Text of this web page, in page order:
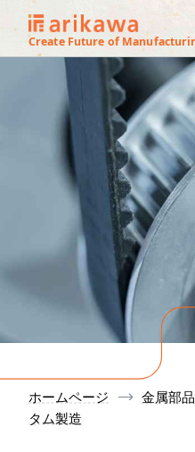
Create Future of
ホームページ 金属部
タム製造